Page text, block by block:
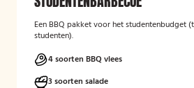
Een BBQ pakket voor het studentenbudget
studenten).
4 soorten BBQ vlees
3 soorten salade